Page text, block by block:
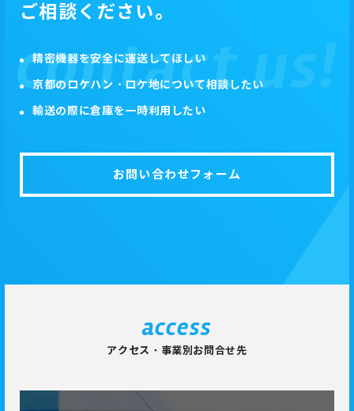
ご相談ください。
精密機器を安全に運送してほしい
京都のロケハン・ロケ地について相談したい
輸送の際に倉庫を一時利用したい
お問い合わせフォーム
access
アクセス・事業別お問合せ先